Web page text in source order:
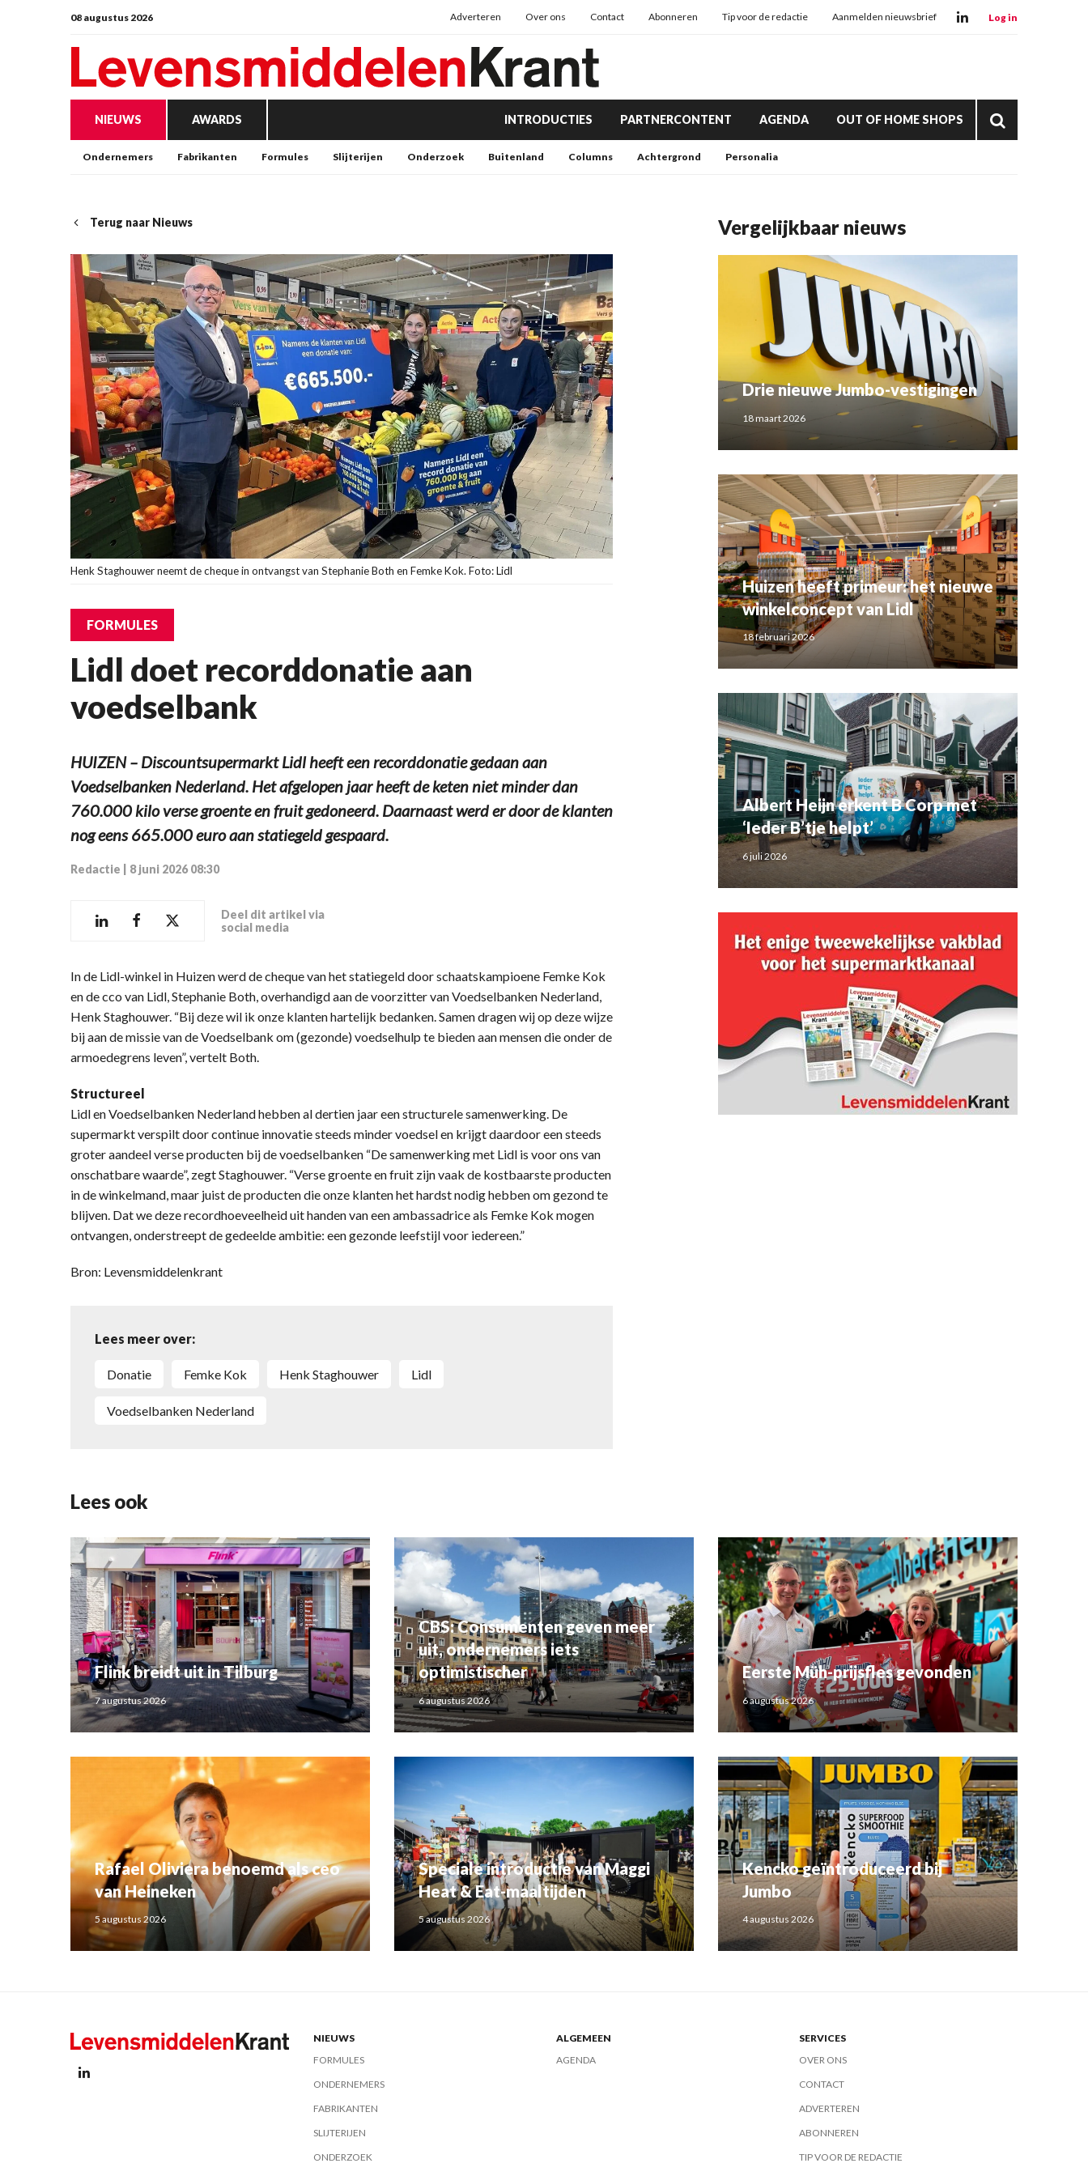
08 augustus 2026 Adverteren Over ons Contact Abonneren Tip voor de redactie Aanmelden nieuwsbrief Log in
NIEUWS AWARDS INTRODUCTIES PARTNERCONTENT AGENDA OUT OF HOME SHOPS
Ondernemers Fabrikanten Formules Slijterijen Onderzoek Buitenland Columns Achtergrond Personalia
Terug naar Nieuws
Henk Staghouwer neemt de cheque in ontvangst van Stephanie Both en Femke Kok. Foto: Lidl
FORMULES
Lidl doet recorddonatie aan
voedselbank
HUIZEN – Discountsupermarkt Lidl heeft een recorddonatie gedaan aan
Voedselbanken Nederland. Het afgelopen jaar heeft de keten niet minder dan
760.000 kilo verse groente en fruit gedoneerd. Daarnaast werd er door de klanten
nog eens 665.000 euro aan statiegeld gespaard.
Redactie 8 juni 2026 08:30
Deel dit artikel via
social media
In de Lidl-winkel in Huizen werd de cheque van het statiegeld door schaatskampioene Femke Kok
en de cco van Lidl, Stephanie Both, overhandigd aan de voorzitter van Voedselbanken Nederland,
Henk Staghouwer. “Bij deze wil ik onze klanten hartelijk bedanken. Samen dragen wij op deze wijze
bij aan de missie van de Voedselbank om (gezonde) voedselhulp te bieden aan mensen die onder de
armoedegrens leven”, vertelt Both.
Structureel
Lidl en Voedselbanken Nederland hebben al dertien jaar een structurele samenwerking. De
supermarkt verspilt door continue innovatie steeds minder voedsel en krijgt daardoor een steeds
groter aandeel verse producten bij de voedselbanken “De samenwerking met Lidl is voor ons van
onschatbare waarde”, zegt Staghouwer. “Verse groente en fruit zijn vaak de kostbaarste producten
in de winkelmand, maar juist de producten die onze klanten het hardst nodig hebben om gezond te
blijven. Dat we deze recordhoeveelheid uit handen van een ambassadrice als Femke Kok mogen
ontvangen, onderstreept de gedeelde ambitie: een gezonde leefstijl voor iedereen.”
Bron: Levensmiddelenkrant
Lees meer over:
donatie Femke Kok Henk Staghouwer Lidl
Voedselbanken Nederland
Vergelijkbaar nieuws
Drie nieuwe Jumbo-vestigingen
18 maart 2026
Huizen heeft primeur: het nieuwe
winkelconcept van Lidl
18 februari 2026
Albert Heijn erkent B Corp met
‘Ieder B’tje helpt’
6 juli 2026
Lees ook
Flink breidt uit in Tilburg
7 augustus 2026
CBS: Consumenten geven meer
uit, ondernemers iets
optimistischer
6 augustus 2026
Eerste Müh-prijsfles gevonden
6 augustus 2026
Rafael Oliviera benoemd als ceo
van Heineken
5 augustus 2026
Speciale introductie van Maggi
Heat & Eat-maaltijden
5 augustus 2026
Kencko geïntroduceerd bij
Jumbo
4 augustus 2026
NIEUWS
FORMULES
ONDERNEMERS
FABRIKANTEN
SLIJTERIJEN
ONDERZOEK
ALGEMEEN
AGENDA
SERVICES
OVER ONS
CONTACT
ADVERTEREN
ABONNEREN
TIP VOOR DE REDACTIE